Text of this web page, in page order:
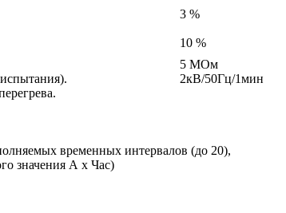
3 %
10 %
5 МОм
2кВ/50Гц/1мин
временных интервалов (до 20),
значения А х Час)